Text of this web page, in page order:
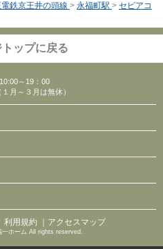
鉄京王井の頭線 > 永福町駅 > セピアコ
ップに戻る
～19：00
月～３月は無休）
利用規約 ｜アクセスマップ
ホーム All rights reserved.